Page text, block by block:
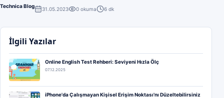
Technica Blog 31.05.2023 0 okuma 6 dk
İlgili Yazılar
Online English Test Rehberi: Seviyeni Hızla Ölç
07.12.2025
iPhone'da Çalışmayan Kişisel Erişim Noktası'nı Düzeltebilirsiniz